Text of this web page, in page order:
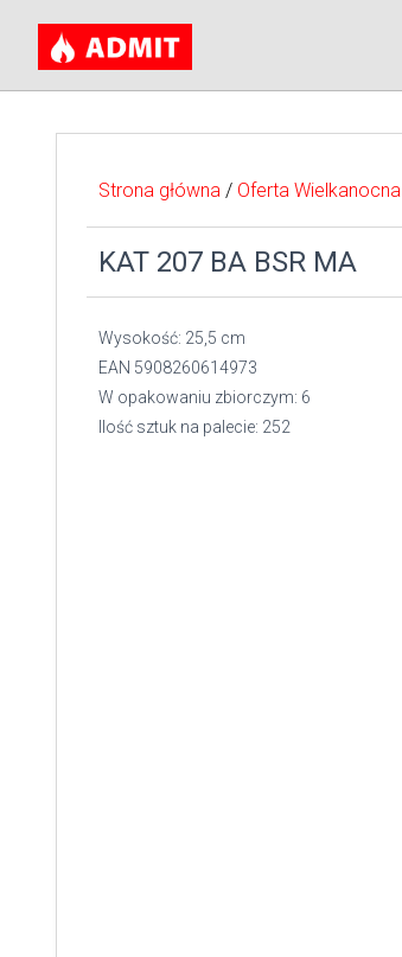
Strona główna / Oferta Wielkanocna
KAT 207 BA BSR MA
Wysokość: 25,5 cm
EAN 5908260614973
W opakowaniu zbiorczym: 6
Ilość sztuk na palecie: 252